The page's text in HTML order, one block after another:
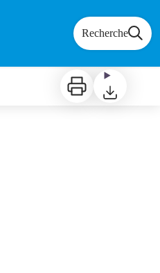
Recherche
Imprimer Télécharger